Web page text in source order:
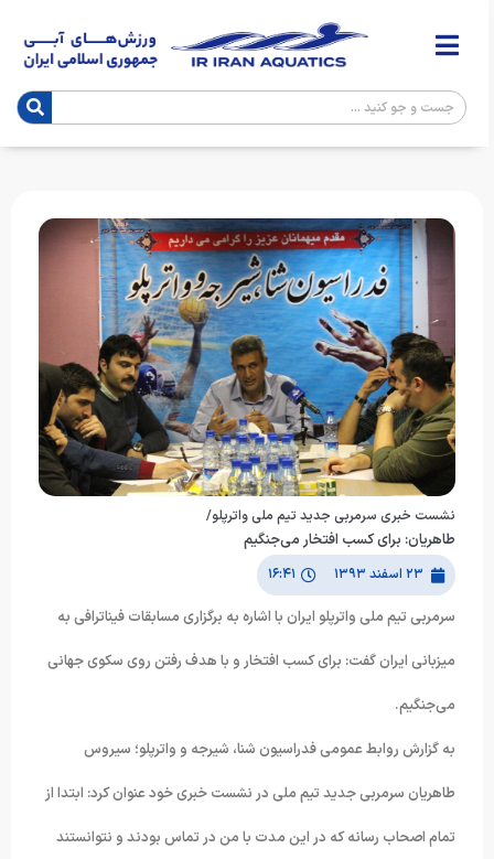
نشست خبری سرمربی جدید تیم ملی واترپلو/
طاهریان: برای کسب افتخار می‌جنگیم
۲۳ اسفند ۱۳۹۳ ۱۶:۴۱
سرمربی تیم ملی واترپلو ایران با اشاره به برگزاری مسابقات فیناترافی به
میزبانی ایران گفت: برای کسب افتخار و با هدف رفتن روی سکوی جهانی
می‌جنگیم.
به گزارش روابط عمومی فدراسیون شنا، شیرجه و واترپلو؛ سیروس
طاهریان سرمربی جدید تیم ملی در نشست خبری خود عنوان کرد: ابتدا از
تمام اصحاب رسانه که در این مدت با من در تماس بودند و نتوانستند